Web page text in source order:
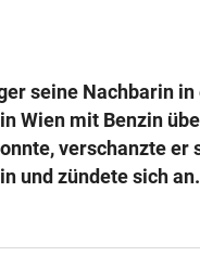
seine Nachbarin in
Wien mit Benzin
verschanzte er
und zündete sich